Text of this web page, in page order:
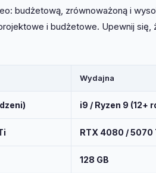
budżetową, zrównoważoną i
i budżetowe. Upewnij się,
Wydajna
i9 / Ryzen 9 (12+
RTX 4080 / 5070
128 GB